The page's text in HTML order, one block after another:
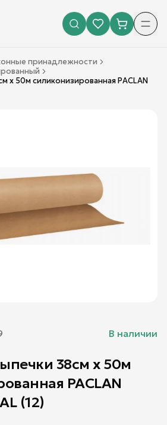
принадлежности
х 50м силиконизированная PACLAN
В наличии
38см х 50м
PACLAN
(12)